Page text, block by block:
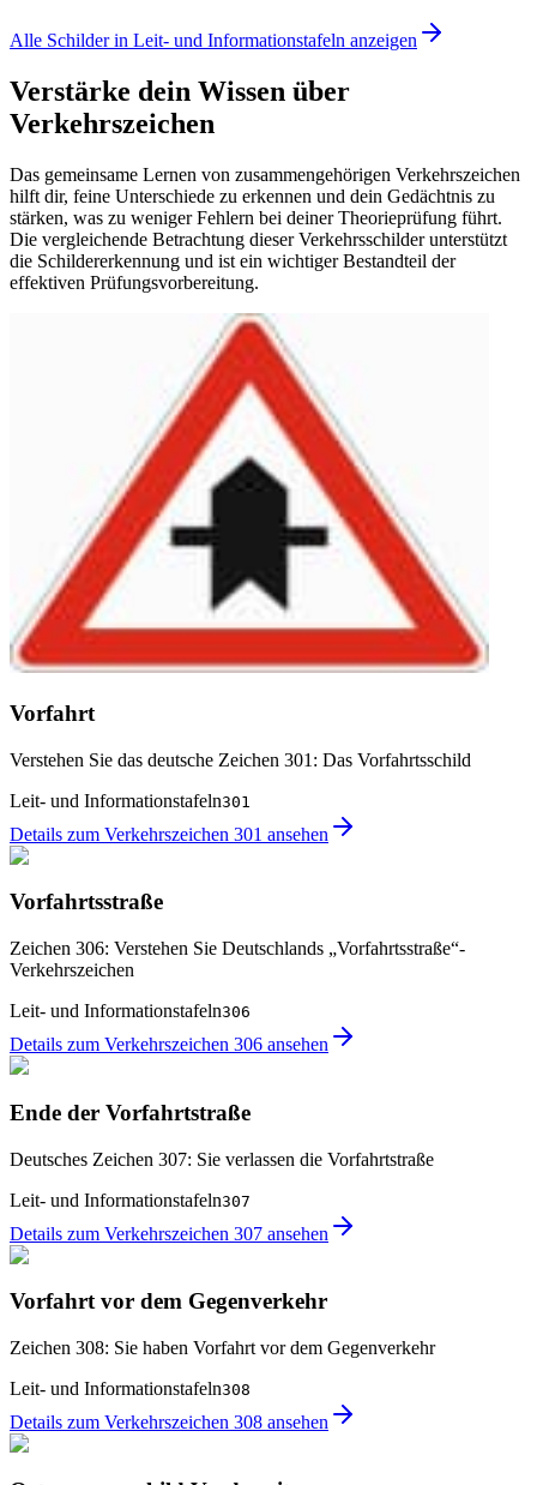
Alle Schilder in Leit- und Informationstafeln anzeigen
Verstärke dein Wissen über
Verkehrszeichen
Das gemeinsame Lernen von zusammengehörigen Verkehrszeichen
hilft dir, feine Unterschiede zu erkennen und dein Gedächtnis zu
stärken, was zu weniger Fehlern bei deiner Theorieprüfung führt.
Die vergleichende Betrachtung dieser Verkehrsschilder unterstützt
die Schildererkennung und ist ein wichtiger Bestandteil der
effektiven Prüfungsvorbereitung.
Vorfahrt
Verstehen Sie das deutsche Zeichen 301: Das Vorfahrtsschild
Leit- und Informationstafeln301
Details zum Verkehrszeichen 301 ansehen
Vorfahrtsstraße
Zeichen 306: Verstehen Sie Deutschlands „Vorfahrtsstraße“-
Verkehrszeichen
Leit- und Informationstafeln306
Details zum Verkehrszeichen 306 ansehen
Ende der Vorfahrtstraße
Deutsches Zeichen 307: Sie verlassen die Vorfahrtstraße
Leit- und Informationstafeln307
Details zum Verkehrszeichen 307 ansehen
Vorfahrt vor dem Gegenverkehr
Zeichen 308: Sie haben Vorfahrt vor dem Gegenverkehr
Leit- und Informationstafeln308
Details zum Verkehrszeichen 308 ansehen